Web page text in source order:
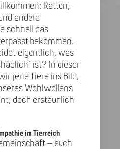
Ratten,
andere
schnell das
bekommen.
eigentlich, was
ist? In dieser
jene Tiere ins Bild,
Wohlwollens
doch erstaunlich
im Tierreich
– auch